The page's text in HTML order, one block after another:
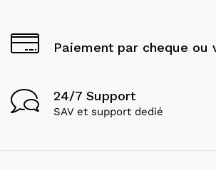
Paiement par cheque ou
24/7 Support
SAV et support dedié